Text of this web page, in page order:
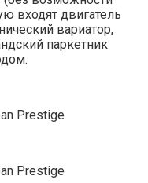
входят двигатель
вариатор,
паркетник
Prestige
Prestige